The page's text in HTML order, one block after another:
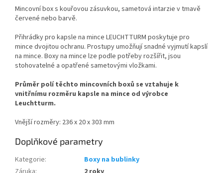
Mincovní box s kouřovou zásuvkou, sametová intarzie v tmavě
červené nebo barvě.
Přihrádky pro kapsle na mince LEUCHTTURM poskytuje pro
mince dvojitou ochranu. Prostupy umožňují snadné vyjmutí kapslí
na mince. Boxy na mince lze podle potřeby rozšířit, jsou
stohovatelné a opatřené sametovými vložkami.
Průměr polí těchto mincovních boxů se vztahuje k
vnitřnímu rozměru kapsle na mince od výrobce
Leuchtturm.
Vnější rozměry: 236 x 20 x 303 mm
Doplňkové parametry
Kategorie:
Boxy na bublinky